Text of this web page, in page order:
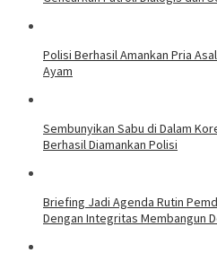
Polisi Berhasil Amankan Pria
Ayam
Sembunyikan Sabu di Dalam
Berhasil Diamankan Polisi
Briefing Jadi Agenda Rutin
Dengan Integritas Membangun